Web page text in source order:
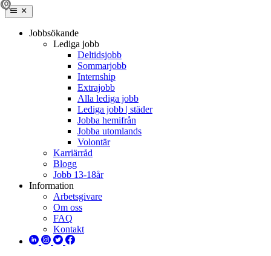
Jobbsökande
Lediga jobb
Deltidsjobb
Sommarjobb
Internship
Extrajobb
Alla lediga jobb
Lediga jobb | städer
Jobba hemifrån
Jobba utomlands
Volontär
Karriärråd
Blogg
Jobb 13-18år
Information
Arbetsgivare
Om oss
FAQ
Kontakt